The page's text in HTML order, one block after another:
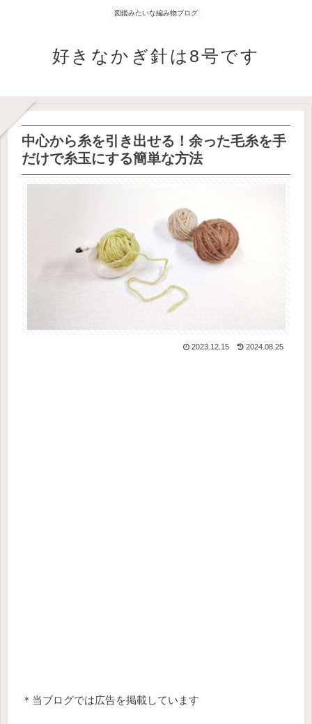
図鑑みたいな編み物ブログ
好きなかぎ針は8号です
中心から糸を引き出せる！余った毛糸を手
だけで糸玉にする簡単な方法
2023.12.15 2024.08.25
＊当ブログでは広告を掲載しています